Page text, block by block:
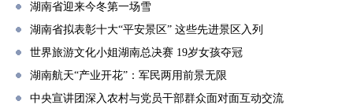
湖南省迎来今冬第一场雪
湖南省拟表彰十大“平安景区” 这些先进景区入列
世界旅游文化小姐湖南总决赛 19岁女孩夺冠
湖南航天“产业开花”：军民两用前景无限
中央宣讲团深入农村与党员干部群众面对面互动交流